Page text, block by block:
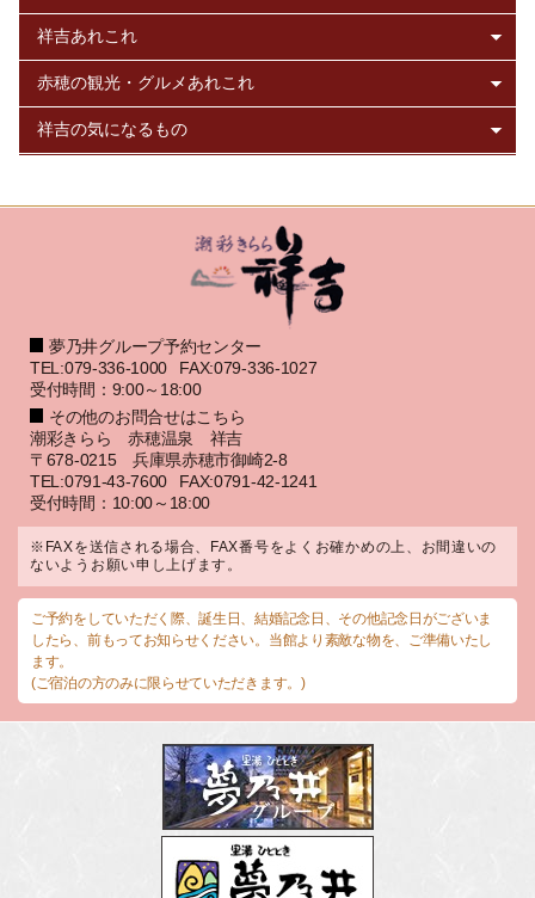
夢乃井グループ予約センター
TEL:079-336-1000
FAX:079-336-1027
受付時間：9:00～18:00
その他のお問合せはこちら
潮彩きらら 赤穂温泉 祥吉
〒678-0215 兵庫県赤穂市御崎2-8
TEL:0791-43-7600
FAX:0791-42-1241
受付時間：10:00～18:00
※FAXを送信される場合、FAX番号をよくお確かめの上、お間違いの
ないようお願い申し上げます。
ご予約をしていただく際、誕生日、結婚記念日、その他記念日がございま
したら、前もってお知らせください。当館より素敵な物を、ご準備いたし
ます。
(ご宿泊の方のみに限らせていただきます。)